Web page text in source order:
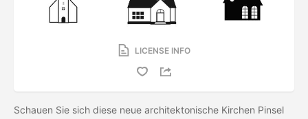
LICENSE INFO
Schauen Sie sich diese neue architektonische Kirchen Pinsel